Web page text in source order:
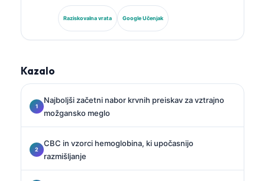
in raziskav biomarkerjev. Nekdanji predsednik
Nemškega društva za klinično kemijo se osredotoča
na analizo diagnostičnih panelov, standardizacijo
Raziskovalna vrata Google Učenjak
Kazalo
Najboljši začetni nabor krvnih preiskav za vztrajno
možgansko meglo
CBC in vzorci hemoglobina, ki upočasnijo
razmišljanje